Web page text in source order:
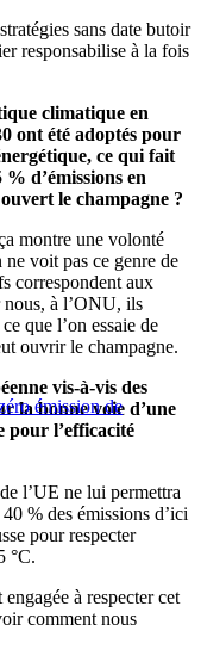
sans date butoir
responsabilise à la fois
climatique en
ont été adoptés pour
ce qui fait
d’émissions en
le champagne ?
montre une volonté
voit pas ce genre de
correspondent aux
nous, à l’ONU, ils
que l’on essaie de
ouvrir le champagne.
émission de
vis-à-vis des
la bonne voie d’une
pour l’efficacité
l’UE ne lui permettra
% des émissions d’ici
pour respecter
°C.
à respecter cet
comment nous